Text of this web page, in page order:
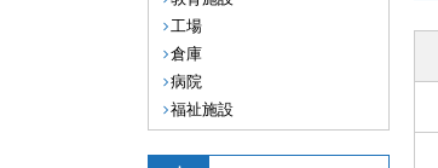
工場
倉庫
病院
福祉施設